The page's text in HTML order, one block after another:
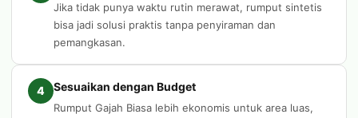
Jika tidak punya waktu rutin merawat, rumput sintetis
bisa jadi solusi praktis tanpa penyiraman dan
pemangkasan.
4 Sesuaikan dengan Budget
Rumput Gajah Biasa lebih ekonomis untuk area luas,